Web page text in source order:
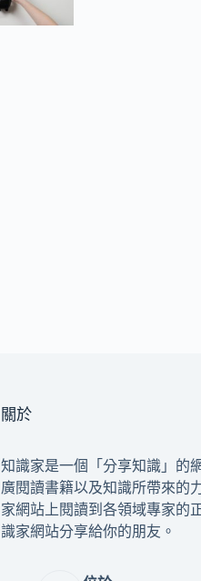
關於
知識家是一個「分享知識」的
廣閱讀書籍以及知識所帶來的
家網站上閱讀到各領域專家的
識家網站分享給你的朋友。